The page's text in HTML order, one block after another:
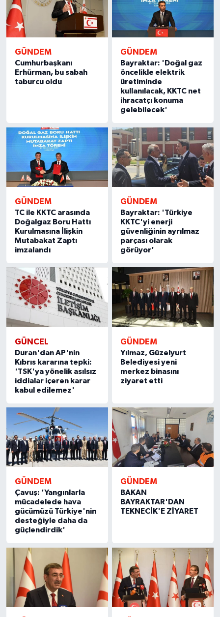
GÜNDEM
Cumhurbaşkanı
Erhürman, bu sabah
taburcu oldu
GÜNDEM
Bayraktar: 'Doğal gaz
öncelikle elektrik
üretiminde
kullanılacak, KKTC net
ihracatçı konuma
gelebilecek'
GÜNDEM
TC ile KKTC arasında
Doğalgaz Boru Hattı
Kurulmasına İlişkin
Mutabakat Zaptı
imzalandı
GÜNDEM
Bayraktar: 'Türkiye
KKTC'yi enerji
güvenliğinin ayrılmaz
parçası olarak
görüyor'
GÜNCEL
Duran'dan AP'nin
Kıbrıs kararına tepki:
'TSK'ya yönelik asılsız
iddialar içeren karar
kabul edilemez'
GÜNDEM
Yılmaz, Güzelyurt
Belediyesi yeni
merkez binasını
ziyaret etti
GÜNDEM
Çavuş: 'Yangınlarla
mücadelede hava
gücümüzü Türkiye'nin
desteğiyle daha da
güçlendirdik'
GÜNDEM
BAKAN
BAYRAKTAR'DAN
TEKNECİK'E ZİYARET